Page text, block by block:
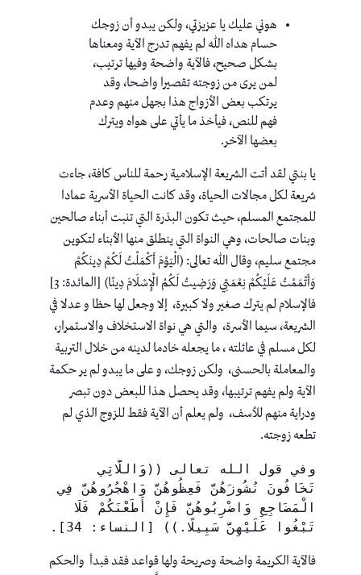
هوني عليك يا عزيزتي، ولكن يبدو أن زوجك
حسام هداه الله لم يفهم تدرج الآية ومعناها
بشكل صحيح، فالآية واضحة وفيها ترتيب،
لمن يرى من زوجته تقصيرا واضحا، وقد
يرتكب بعض الأزواج هذا بجهل منهم وعدم
فهم للنص، فيأخذ ما يأتي على هواه ويترك
بعضها الآخر.
يا بنتي لقد أتت الشريعة الإسلامية رحمة للناس كافة، جاءت
شريعة لكل مجالات الحياة، وقد كانت الحياة الأسرية عمادا
للمجتمع المسلم، حيث تكون البذرة التي تنبت أبناء صالحين
وبنات صالحات، وهي النواة التي ينطلق منها الأبناء لتكوين
مجتمع سليم، وقال الله تعالى: (الْيَوْمَ أَكْمَلْتُ لَكُمْ دِينَكُمْ
فالإسلام لم يترك صغير ولا كبيرة، إلا وجعل لها حظا و عدلا في
الشريعة، سيما الأسرة، والتي هي نواة الاستخلاف والاستمرار،
لكل مسلم في عائلته ، ما يجعله خادما لدينه من خلال التربية
والمعاملة بالحسنى، ولكن زوجك، و على ما يبدو لم ير حكمة
الآية ولم يفهم ترتيبها، وقد يحصل هذا للبعض دون تبصر
ودراية منهم للأسف، ولم يعلم أن الآية فقط للزوج الذي لم
تطعه زوجته.
وفي قول الله تعالى ((وَاللَّاتِي
تَخَافُونَ نُشُوزَهُنَّ فَعِظُوهُنَّ وَاهْجُرُوهُنَّ فِي
تَبْغُوا عَلَيْهِنَّ سَبِيلًا.)) [النساء: 34].
فالآية الكريمة واضحة وصريحة ولها قواعد فقد فبدأ والحكم